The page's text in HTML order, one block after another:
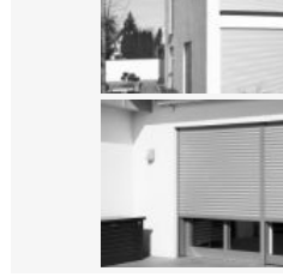
Diese Website benutzt